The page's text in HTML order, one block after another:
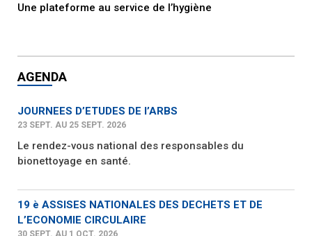
Une plateforme au service de l’hygiène
AGENDA
JOURNEES D’ETUDES DE l’ARBS
23 SEPT. AU 25 SEPT. 2026
Le rendez-vous national des responsables du
bionettoyage en santé.
19 è ASSISES NATIONALES DES DECHETS ET DE
L’ECONOMIE CIRCULAIRE
30 SEPT. AU 1 OCT. 2026